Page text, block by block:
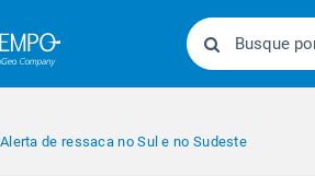
Alerta de ressaca no Sul e no Sudeste